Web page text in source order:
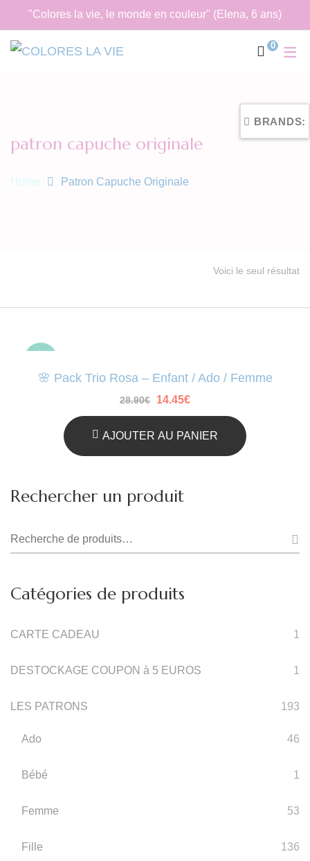
"Colores la vie, le monde en couleur" (Elena, 6 ans)
0
patron capuche originale
Home Patron Capuche Originale
Voici le seul résultat
🌸 Pack Trio Rosa – Enfant / Ado / Femme
28.90€
Le
était :
28.90€.
14.45€Le
est :
14.45€.
AJOUTER AU PANIER
Rechercher un produit
Recherche
Catégories de produits
CARTE CADEAU 1
DESTOCKAGE COUPON à 5 EUROS 1
LES PATRONS 193
Ado 46
Bébé 1
Femme 53
Fille 136
BRANDS: